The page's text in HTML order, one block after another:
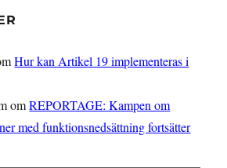
Hur kan Artikel 19 implementeras i
omREPORTAGE: Kampen om
med funktionsnedsättning fortsätter